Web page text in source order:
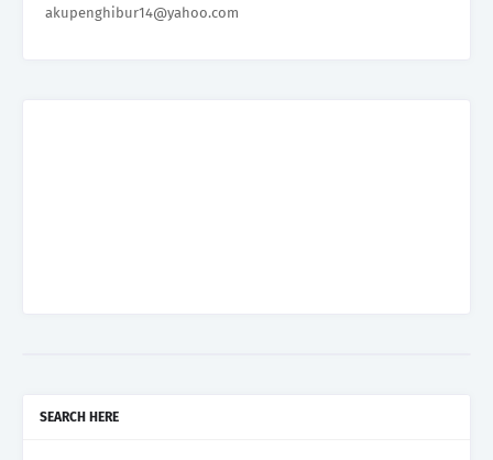
akupenghibur14@yahoo.com
SEARCH HERE